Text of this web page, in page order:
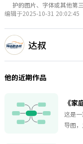
护的图片、字体或其他第
编辑于2025-10-31 20:02:45
达叔
他的近期作品
《家
这是
导图